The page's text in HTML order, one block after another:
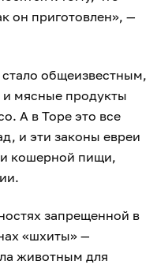
он приготовлен», —
общеизвестным,
и мясные продукты
А в Торе это все
и эти законы евреи
кошерной пищи,
запрещенной в
«шхиты» —
животным для